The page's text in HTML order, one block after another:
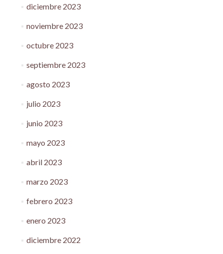
diciembre 2023
noviembre 2023
octubre 2023
septiembre 2023
agosto 2023
julio 2023
junio 2023
mayo 2023
abril 2023
marzo 2023
febrero 2023
enero 2023
diciembre 2022